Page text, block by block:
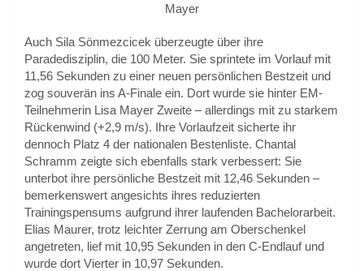
Mayer
Auch Sila Sönmezcicek überzeugte über ihre
Paradedisziplin, die 100 Meter. Sie sprintete im Vorlauf mit
11,56 Sekunden zu einer neuen persönlichen Bestzeit und
zog souverän ins A-Finale ein. Dort wurde sie hinter EM-
Teilnehmerin Lisa Mayer Zweite – allerdings mit zu starkem
Rückenwind (+2,9 m/s). Ihre Vorlaufzeit sicherte ihr
dennoch Platz 4 der nationalen Bestenliste. Chantal
Schramm zeigte sich ebenfalls stark verbessert: Sie
unterbot ihre persönliche Bestzeit mit 12,46 Sekunden –
bemerkenswert angesichts ihres reduzierten
Trainingspensums aufgrund ihrer laufenden Bachelorarbeit.
Elias Maurer, trotz leichter Zerrung am Oberschenkel
angetreten, lief mit 10,95 Sekunden in den C-Endlauf und
wurde dort Vierter in 10,97 Sekunden.